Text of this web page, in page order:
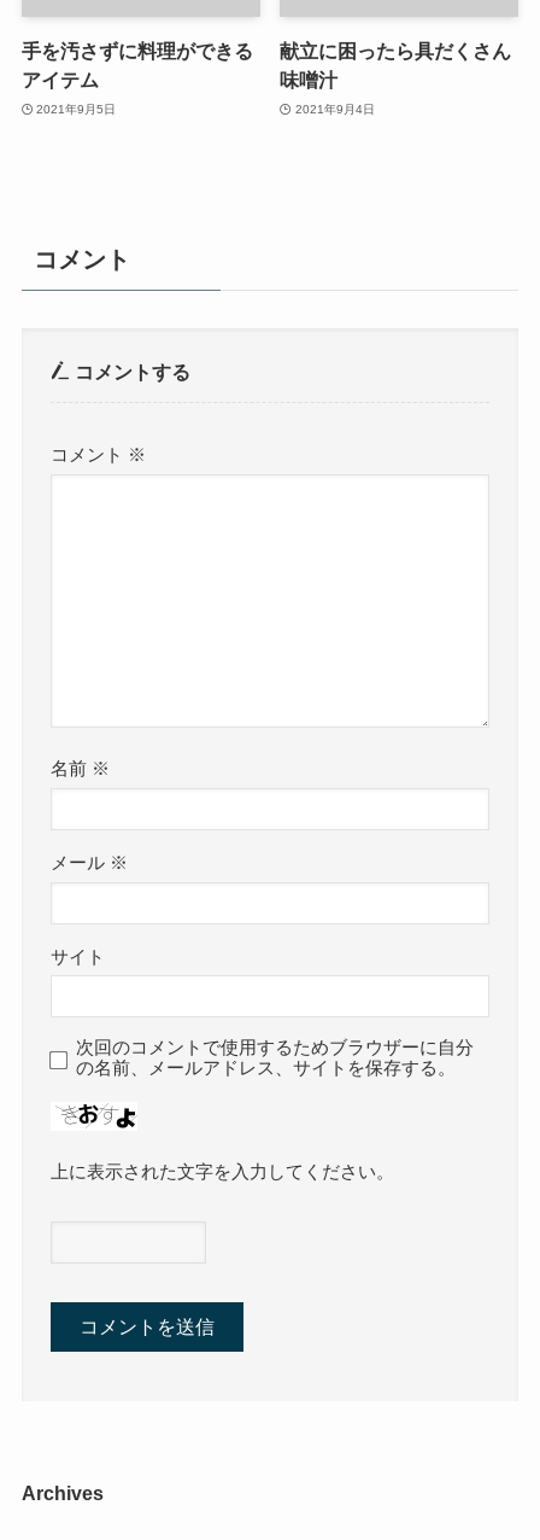
手を汚さずに料理ができる
アイテム
2021年9月5日
献立に困ったら具だくさん
味噌汁
2021年9月4日
コメント
コメントする
コメント ※
名前 ※
メール ※
サイト
次回のコメントで使用するためブラウザーに自分
の名前、メールアドレス、サイトを保存する。
上に表示された文字を入力してください。
Archives